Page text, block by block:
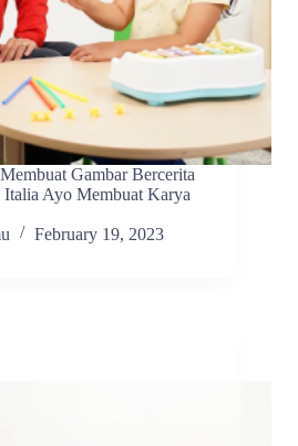
Gambar Bercerita
Ayo Membuat Karya
February 19, 2023